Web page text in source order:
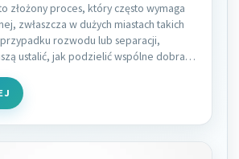
złożony proces, który często wymaga
zwłaszcza w dużych miastach takich
rozwodu lub separacji,
ustalić, jak podzielić wspólne dobra.